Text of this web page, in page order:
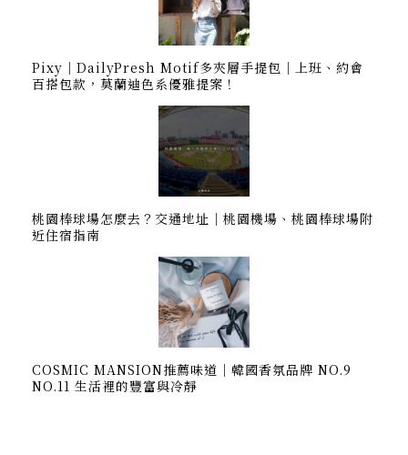
Pixy｜DailyPresh Motif多夾層手提包｜上班、約會
百搭包款，莫蘭迪色系優雅提案！
桃園棒球場怎麼去？交通地址｜桃園機場、桃園棒球場附
近住宿指南
COSMIC MANSION推薦味道｜韓國香氛品牌 NO.9
NO.11 生活裡的豐富與冷靜